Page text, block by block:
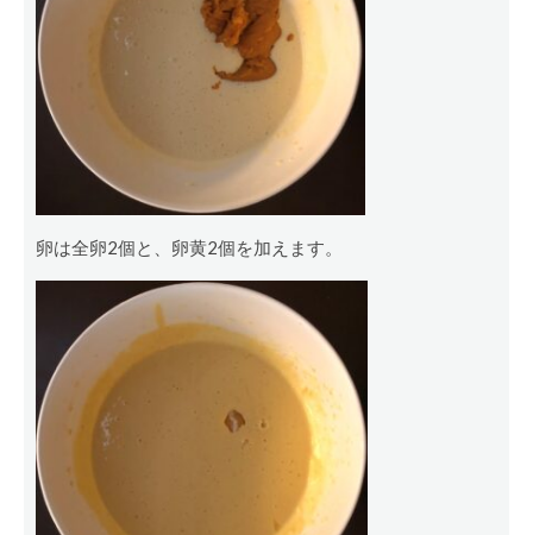
卵は全卵2個と、卵黄2個を加えます。